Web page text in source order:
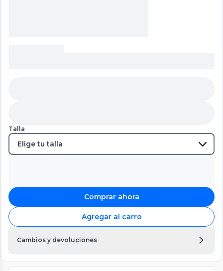
Talla
Comprar ahora
Agregar al carro
Cambios y devoluciones